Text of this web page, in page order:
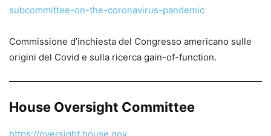
subcommittee-on-the-coronavirus-pandemic
Commissione d’inchiesta del Congresso americano sulle
origini del Covid e sulla ricerca gain-of-function.
House Oversight Committee